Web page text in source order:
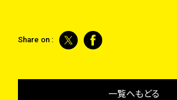
Share on :
一覧へもどる